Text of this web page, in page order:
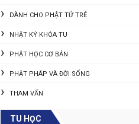
DÀNH CHO PHẬT TỬ TRẺ
NHẬT KÝ KHÓA TU
PHẬT HỌC CƠ BẢN
PHẬT PHÁP VÀ ĐỜI SỐNG
THAM VẤN
TU HỌC